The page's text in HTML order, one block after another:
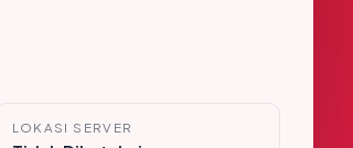
LOKASI SERVER